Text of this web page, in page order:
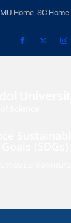
MU Home SC Home